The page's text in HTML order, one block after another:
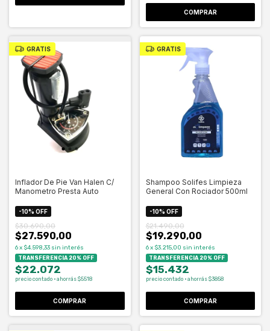
COMPRAR
GRATIS
Inflador De Pie Van Halen C/
Manometro Presta Auto
-10% OFF
$27.590,00
$30.690,00
6x $4.598,33 sin interés
TRANSFERENCIA 20% OFF
$22.072
precio contado · ahorrás $5518
COMPRAR
GRATIS
Shampoo Solifes Limpieza
General Con Rociador 500ml
-10% OFF
$19.290,00
$21.490,00
6 x $3.215,00 sin interés
TRANSFERENCIA 20% OFF
$15.432
precio contado · ahorrás $3858
COMPRAR